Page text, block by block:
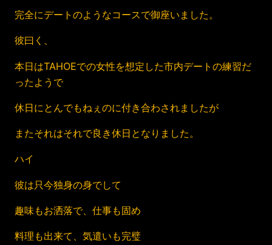
完全にデートのようなコースで御座いました。
彼曰く、
本日はTAHOEでの女性を想定した市内デートの練習だ
ったようで
休日にとんでもねぇのに付き合わされましたが
またそれはそれで良き休日となりました。
ハイ
彼は只今独身の身でして
趣味もお洒落で、仕事も固め
料理も出来て、気遣いも完璧